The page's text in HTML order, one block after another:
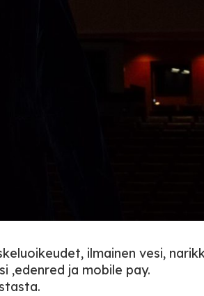
ilmainen vesi,
,edenred ja mobile pay.